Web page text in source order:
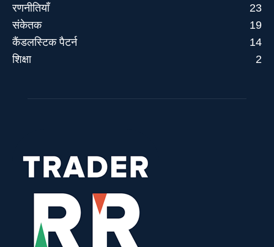
रणनीतियाँ
23
संकेतक
19
कैंडलस्टिक पैटर्न
14
शिक्षा
2